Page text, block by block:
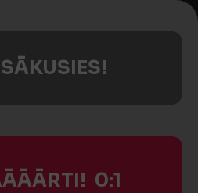
SĀKUSIES!
0:1